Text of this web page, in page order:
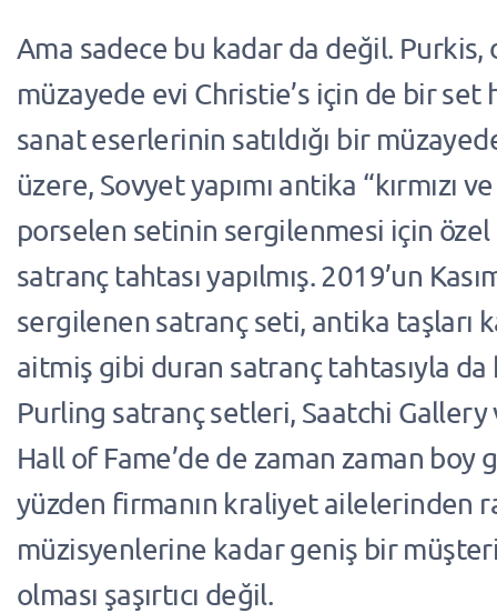
Ama sadece bu kadar da değil. Purkis,
müzayede evi Christie’s için de bir set
sanat eserlerinin satıldığı bir
üzere, Sovyet yapımı antika “kırmızı
porselen setinin sergilenmesi için
satranç tahtası yapılmış. 2019’un
sergilenen satranç seti, antika taşları
aitmiş gibi duran satranç tahtasıyla
Purling satranç setleri, Saatchi Gallery
Hall of Fame’de de zaman zaman boy
yüzden firmanın kraliyet ailelerinden
müzisyenlerine kadar geniş bir
olması şaşırtıcı değil.